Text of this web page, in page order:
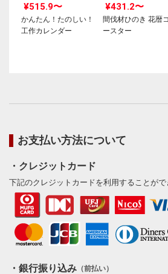
¥515.9〜
かんたん！たのしい！
工作カレンダー
¥431.2〜
間伐材ひのき 花暦コ
ースター
お支払い方法について
・クレジットカード
下記のクレジットカードを利用することがで
・銀行振り込み （前払い）